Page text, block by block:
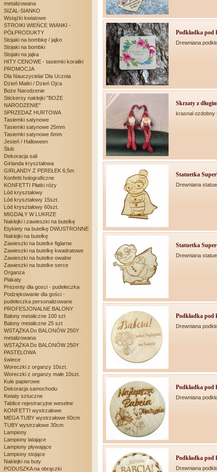
metalizowana
SIZAL-SIANKO
Wstążki kwiatowe
STROIKI WIEŃCE WIANKI -
PÓŁPRODUKTY
Stojaki na bombkę / jajko
Stojaki na bombki
Stojaki na jajka
HITY CENOWE - tasiemki koraliki
PROMOCJA
Dla Nauczyciela/ Dla Ucznia
Dzień Matki / Dzień Ojca
Boże Narodzenie
Stickersy naklejki "BOŻE
NARODZENIE"
SPRZEDAŻ HURTOWA
Tasiemki satynowe
Tasiemki satynowe 25mm
Tasiemki satynowe 6mm
Jesień / Halloween
Ślub
Dekoracja sali
Girlanda kryształowa
GIRLANDY Z PEREŁEK 6,5m
Konfetti holograficzne
KONFETTI Płatki róży
Lód kryształowy
Lód kryształowy 15szt.
Lód kryształowy 60szt.
MIGDAŁY W LUKRZE
Naklejki i zawieszki na butelkę
Etykiety na butelkę DWUSTRONNE
Naklejki na butelkę
Zawieszki na butelke figlarne
Zawieszki na butelkę kwadratowe
Zawieszki na butelke owalne
Zawieszki na butelke serce
Organza
Plakaty
Prezenty dla gosci - pudełeczka
Podziękowanie dla gości -
pudełeczka personalizowane
PROFESJONALNE BALONY
Balony metaliczne 100 szt
Balony metaliczne 25 szt
WSTĄŻKA Do BALONÓW 250Y
metalizowana
WSTĄŻKA Do BALONÓW 250Y
PASTELOWA
świece
Woreczki z organzy 10szt.
Woreczki z organzy małe 10szt.
Kule papierowe
Dekoracja samochodu
Kwiaty sztuczne
Tablice rejestracyjne weselne
KONFETTI wystrzałowe
MEGA TUBY wystrzałowe 60cm
TUBY wystrzałowe 30cm
Lampiony
Lampiony latające
Lampiony pływające
Lampiony stojące
Naklejki na buty
PODUSZKA na obrączki
Podkładka pod
Drewniana
Skrzaty z
krasnal
Statuetka
Drewniana
Statuetka
Drewniana
Podkładka pod
Drewniana
Podkładka pod
Drewniana
Podkładka pod
Drewniana